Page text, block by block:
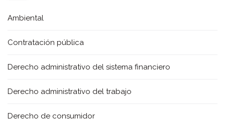
Ambiental
Contratación pública
Derecho administrativo del sistema financiero
Derecho administrativo del trabajo
Derecho de consumidor